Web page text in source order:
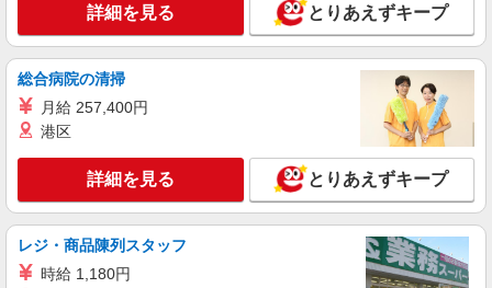
派遣社員
株式会社kotrio /●SD-H-1811723
≪郡山市≫16時帰宅もOK♪病院で補助だけの
まったり作業
時給1450円〜2062円 ＜日払い有/週払い有/交
福島県郡山市
キープ 詳細を見る
派遣社員
詳細を見る とりあえずキープ
総合病院の清掃
月給 257,400円
港区
詳細を見る とりあえずキープ
レジ・商品陳列スタッフ
時給 1,180円